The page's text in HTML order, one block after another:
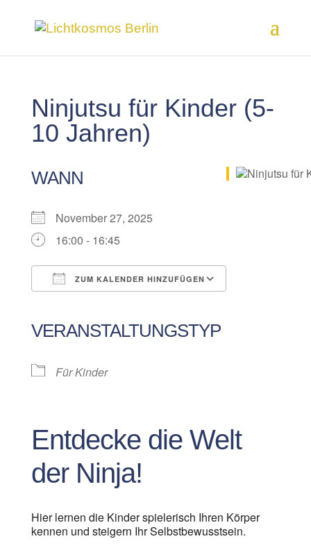
Ninjutsu für Kinder (5-
10 Jahren)
WANN
November 27, 2025
16:00 - 16:45
ZUM KALENDER HINZUFÜGEN
VERANSTALTUNGSTYP
Für Kinder
Entdecke die Welt
der Ninja!
Hier lernen die Kinder spielerisch Ihren Körper
kennen und steigern Ihr Selbstbewusstsein.